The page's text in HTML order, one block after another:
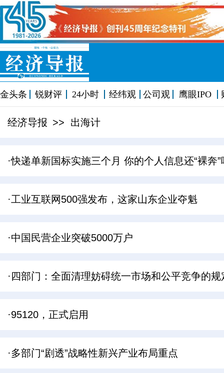
金头条 锐财评 24小时 经纬观 公司观 鹰眼IPO
经济导报 >> 出海计
·快递单新国标实施三个月 你的个人信息还“裸奔”
·工业互联网500强发布，这家山东企业夺魁
·中国民营企业突破5000万户
·四部门：全面清理妨碍统一市场和公平竞争的规
·95120，正式启用
·多部门“剧透”战略性新兴产业布局重点